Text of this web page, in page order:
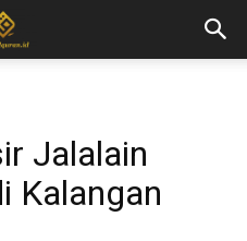
Jalalain
Kalangan